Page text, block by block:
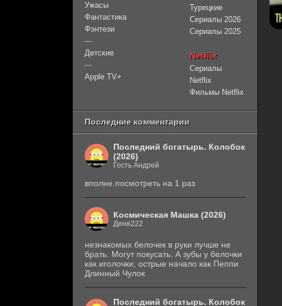
Ужасы
Фантастика
Фэнтези
—
Детские
—
Apple TV+
Турецкие
Сериалы 2026
Сериалы 2025
Netflix
Сериалы
Netflix
Фильмы Netflix
Последние комментарии
Последний богатырь. Колобок
(2026)
Гость Андрей
вполне.посмотреть на 1 раз
Космическая Машка (2026)
Деня222
незнакомых белочек в руки лучше не
брать. Могут покусать. А зубы у белочки
как иголочки, острые начало как Пеппи
Длинный Чулок
Последний богатырь. Колобок